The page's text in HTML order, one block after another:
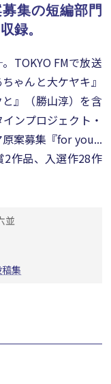
集の短編部門
録。
TOKYO FMで放送
ゃんと大ケヤキ』
』（勝山淳）を含
ンプロジェクト・
案募集『for you...
2作品、入選作28作
並
稿集